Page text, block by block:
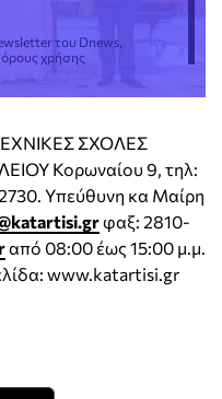
του Dnews,
όρους χρήσης
ΣΧΟΛΕΣ
Κορωναίου 9, τηλ:
Υπεύθυνη κα Μαίρη
φαξ: 2810-
από 08:00 έως 15:00 μ.μ.
www.katartisi.gr